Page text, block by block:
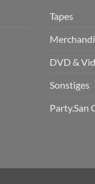
Tapes
DVD &
Sonstiges
Party.San